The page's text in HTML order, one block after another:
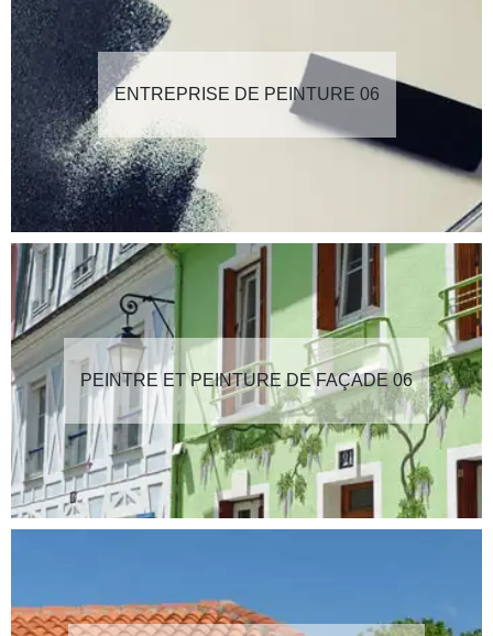
ENTREPRISE DE PEINTURE 06
PEINTRE ET PEINTURE DE FAÇADE 06